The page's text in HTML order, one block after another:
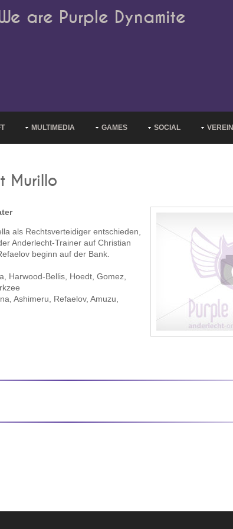
are Purple Dynamite
MULTIMEDIA GAMES SOCIAL VEREIN
Murillo
als Rechtsverteidiger entschieden,
Anderlecht-Trainer auf Christian
beginn auf der Bank.
Harwood-Bellis, Hoedt, Gomez,
Ashimeru, Refaelov, Amuzu,